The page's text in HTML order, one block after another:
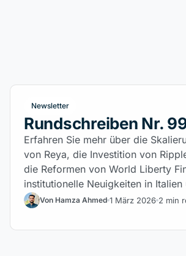
Newsletter
Rundschreiben Nr.
Erfahren Sie mehr über die
von Reya, die Investition von
die Reformen von World Liberty
institutionelle Neuigkeiten in Italien
Von Hamza Ahmed 1 März 2026 2 min